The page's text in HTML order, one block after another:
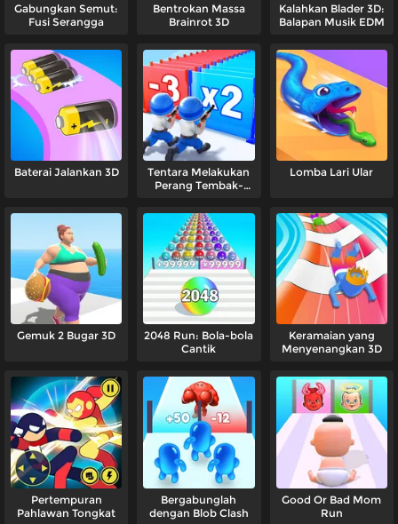
Gabungkan Semut:
Fusi Serangga
Bentrokan Massa
Brainrot 3D
Kalahkan Blader 3D:
Balapan Musik EDM
Baterai Jalankan 3D
Tentara Melakukan
Perang Tembak-
Lomba Lari Ular
Gemuk 2 Bugar 3D
2048 Run: Bola-bola
Cantik
Keramaian yang
Menyenangkan 3D
Pertempuran
Pahlawan Tongkat
Bergabunglah
dengan Blob Clash
Good Or Bad Mom
Run